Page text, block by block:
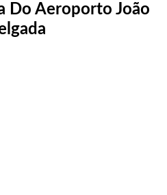
Do Aeroporto João